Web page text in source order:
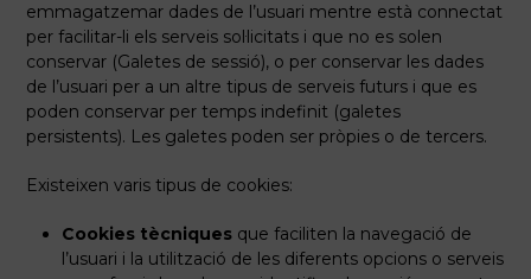
emmagatzemar dades de l’usuari mentre està connectat
per facilitar-li els serveis sol·licitats i que no es solen
conservar (Galetes de sessió), o per conservar les dades
de l’usuari per a un altre tipus de serveis futurs i que es
poden conservar per temps indefinit (galetes
persistents). Les galetes poden ser pròpies o de tercers.
Existeixen varis tipus de cookies:
Cookies tècniques que faciliten la navegació de
l’usuari i la utilització de les diferents opcions o serveis